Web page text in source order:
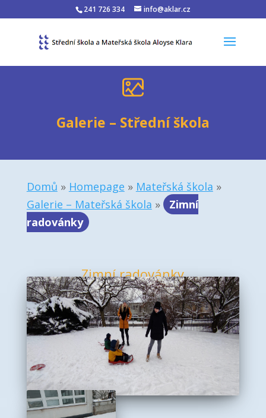
241 726 334 info@aklar.cz
Galerie – Střední škola
Domů » Homepage » Mateřská škola »
Galerie – Mateřská škola »
Zimní
radovánky
Zimní radovánky